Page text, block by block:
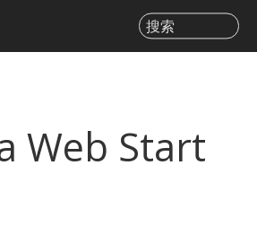
搜索
Web Start